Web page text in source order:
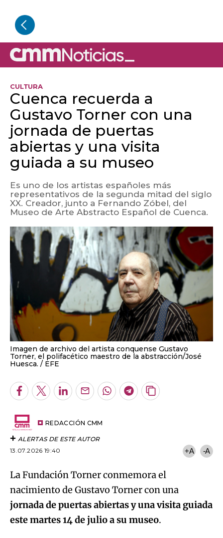
CULTURA
Cuenca recuerda a
Gustavo Torner con una
jornada de puertas
abiertas y una visita
guiada a su museo
Es uno de los artistas españoles más
representativos de la segunda mitad del siglo
XX. Creador, junto a Fernando Zóbel, del
Museo de Arte Abstracto Español de Cuenca.
Imagen de archivo del artista conquense Gustavo
Torner, el polifacético maestro de la abstracción/José
Huesca.
EFE
Facebook
TwitterLinkedInEnviarWhatsapp
Telegram
Copiar
REDACCIÓN CMM
ALERTAS DE ESTE AUTOR
13.07.2026 19:40
+A -A
La Fundación Torner conmemora el
nacimiento de Gustavo Torner con una
jornada de puertas abiertas y una visita guiada
este martes 14 de julio a su museo.